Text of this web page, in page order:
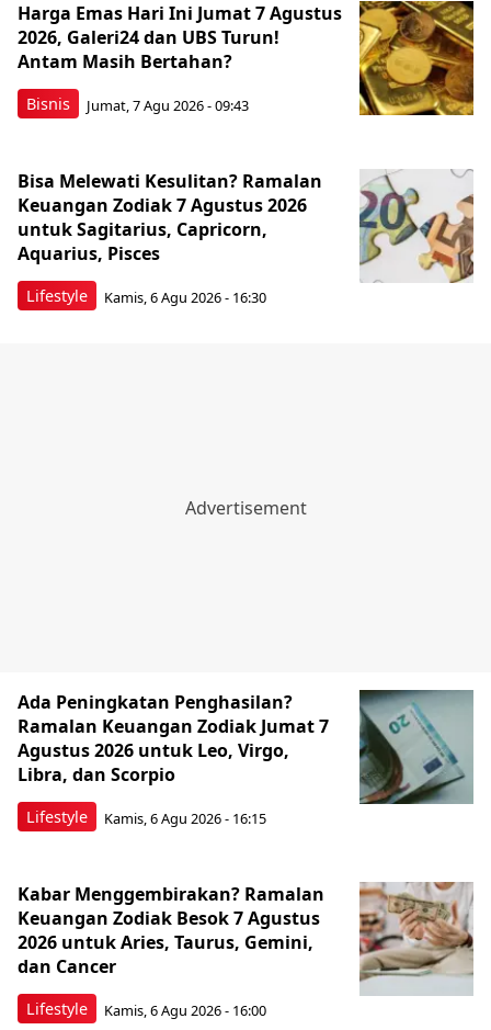
Bisnis
Harga Emas Hari Ini Jumat 7 Agustus
2026, Galeri24 dan UBS Turun!
Antam Masih Bertahan?
Jumat, 7 Agu 2026 - 09:43
Lifestyle
Bisa Melewati Kesulitan? Ramalan
Keuangan Zodiak 7 Agustus 2026
untuk Sagitarius, Capricorn,
Aquarius, Pisces
Kamis, 6 Agu 2026 - 16:30
Lifestyle
Ada Peningkatan Penghasilan?
Ramalan Keuangan Zodiak Jumat 7
Agustus 2026 untuk Leo, Virgo,
Libra, dan Scorpio
Kamis, 6 Agu 2026 - 16:15
Lifestyle
Kabar Menggembirakan? Ramalan
Keuangan Zodiak Besok 7 Agustus
2026 untuk Aries, Taurus, Gemini,
dan Cancer
Kamis, 6 Agu 2026 - 16:00